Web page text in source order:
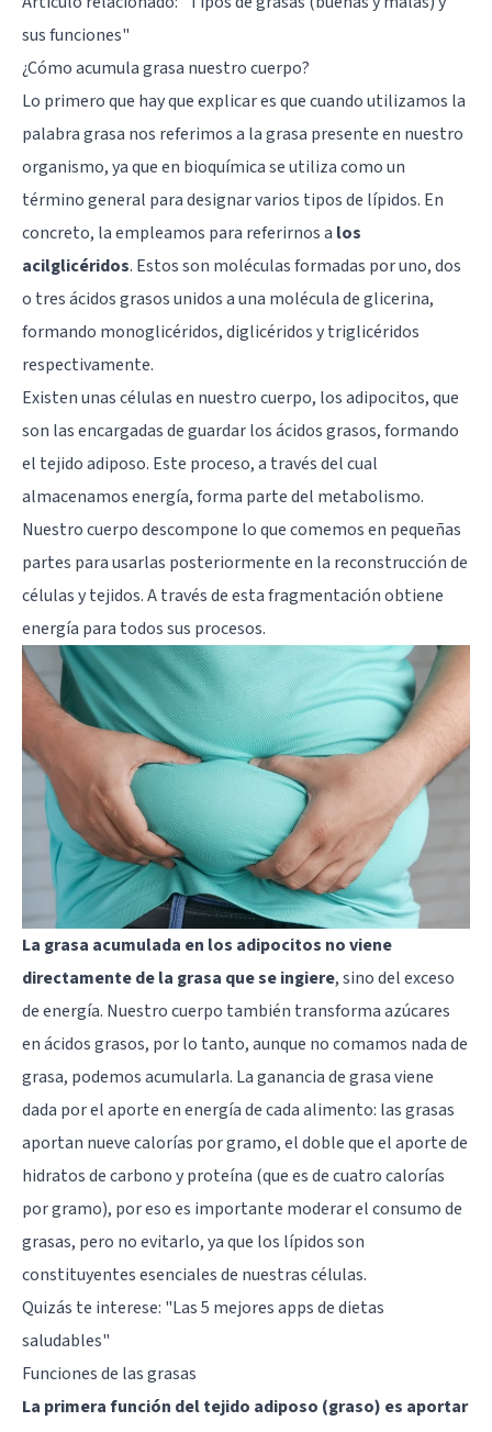
sus funciones"
¿Cómo acumula grasa nuestro cuerpo?
Lo primero que hay que explicar es que cuando utilizamos la
palabra grasa nos referimos a la grasa presente en nuestro
organismo, ya que en bioquímica se utiliza como un
término general para designar varios tipos de lípidos. En
concreto, la empleamos para referirnos a los
acilglicéridos. Estos son moléculas formadas por uno, dos
o tres ácidos grasos unidos a una molécula de glicerina,
formando monoglicéridos, diglicéridos y triglicéridos
respectivamente.
Existen unas células en nuestro cuerpo, los adipocitos, que
son las encargadas de guardar los ácidos grasos, formando
el tejido adiposo. Este proceso, a través del cual
almacenamos energía, forma parte del metabolismo.
Nuestro cuerpo descompone lo que comemos en pequeñas
partes para usarlas posteriormente en la reconstrucción de
células y tejidos. A través de esta fragmentación obtiene
energía para todos sus procesos.
La grasa acumulada en los adipocitos no viene
directamente de la grasa que se ingiere, sino del exceso
de energía. Nuestro cuerpo también transforma azúcares
en ácidos grasos, por lo tanto, aunque no comamos nada de
grasa, podemos acumularla. La ganancia de grasa viene
dada por el aporte en energía de cada alimento: las grasas
aportan nueve calorías por gramo, el doble que el aporte de
hidratos de carbono y proteína (que es de cuatro calorías
por gramo), por eso es importante moderar el consumo de
grasas, pero no evitarlo, ya que los lípidos son
constituyentes esenciales de nuestras células.
Quizás te interese: "Las 5 mejores apps de dietas
saludables"
Funciones de las grasas
La primera función del tejido adiposo (graso) es aportar